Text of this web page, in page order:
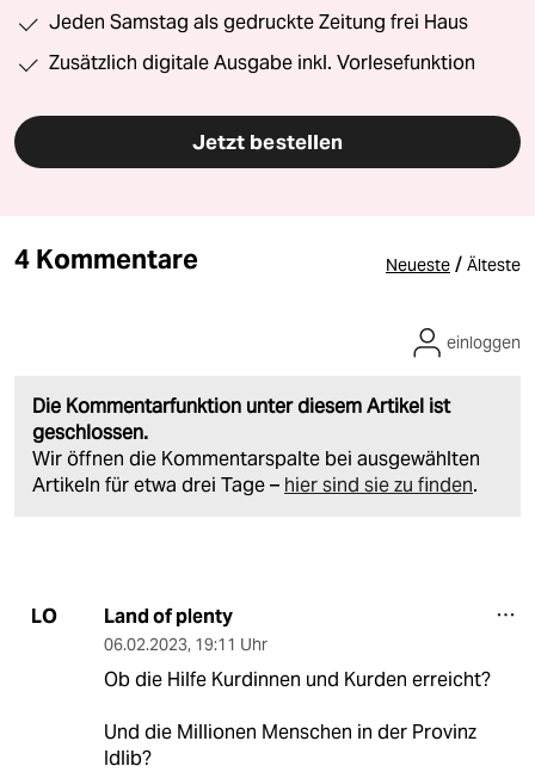
Jeden Samstag als gedruckte Zeitung frei Haus
Zusätzlich digitale Ausgabe inkl. Vorlesefunktion
Jetzt bestellen
4 Kommentare Neueste / Älteste
Die Kommentarfunktion unter diesem Artikel ist
geschlossen.
Wir öffnen die Kommentarspalte bei ausgewählten
Artikeln für etwa drei Tage – hier sind sie zu finden.
einloggen
LO Land of plenty
06.02.2023, 19:11 Uhr
Ob die Hilfe Kurdinnen und Kurden erreicht?
Und die Millionen Menschen in der Provinz
Idlib?